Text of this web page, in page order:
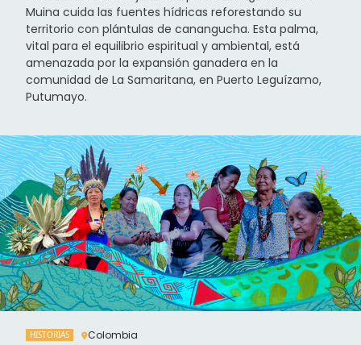
Muina cuida las fuentes hídricas reforestando su
territorio con plántulas de canangucha. Esta palma,
vital para el equilibrio espiritual y ambiental, está
amenazada por la expansión ganadera en la
comunidad de La Samaritana, en Puerto Leguízamo,
Putumayo.
HISTORIAS Colombia